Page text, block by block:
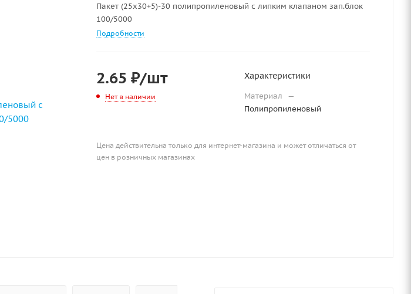
Пакет (25х30+5)-30 полипропиленовый с липким клапаном зап.блок
100/5000
Подробности
2.65 ₽/шт
Нет в наличии
Характеристики
Материал
—
Полипропиленовый
Цена действительна только для интернет-магазина и может отличаться от
цен в розничных магазинах